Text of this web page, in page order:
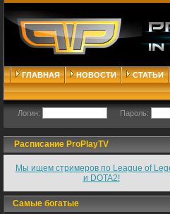
ГЛАВНАЯ НОВОСТИ СТАТЬИ
Логин: Пароль:
Расписание ProPlayTV
Мы ищем стримеров по League of
и DOTA2!
Самые богатые